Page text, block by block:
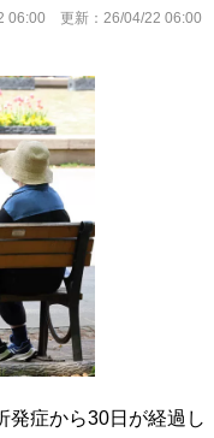
06:00 更新： 26/04/22 06:00
症から30日が経過し